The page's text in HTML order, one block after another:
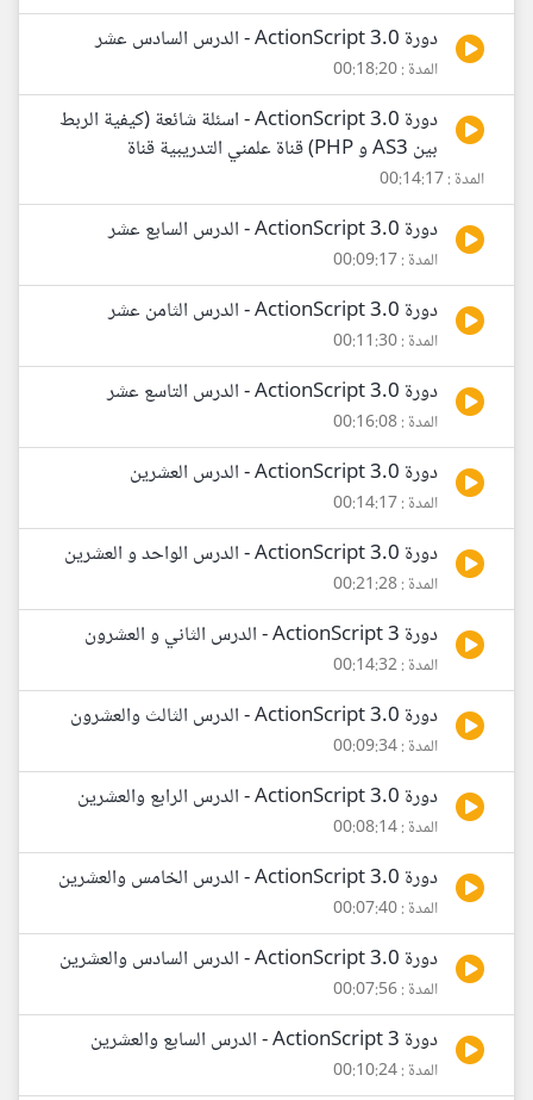
دورة ActionScript 3.0 - الدرس السادس عشر
المدة : 00:18:20
دورة ActionScript 3.0 - اسئلة شائعة (كيفية الربط
بين AS3 و PHP) قناة علمني التدريبية قناة
المدة : 00:14:17
دورة ActionScript 3.0 - الدرس السابع عشر
المدة : 00:09:17
دورة ActionScript 3.0 - الدرس الثامن عشر
المدة : 00:11:30
دورة ActionScript 3.0 - الدرس التاسع عشر
المدة : 00:16:08
دورة ActionScript 3.0 - الدرس العشرين
المدة : 00:14:17
دورة ActionScript 3.0 - الدرس الواحد و العشرين
المدة : 00:21:28
دورة ActionScript 3 - الدرس الثاني و العشرون
المدة : 00:14:32
دورة ActionScript 3.0 - الدرس الثالث والعشرون
المدة : 00:09:34
دورة ActionScript 3.0 - الدرس الرابع والعشرين
المدة : 00:08:14
دورة ActionScript 3.0 - الدرس الخامس والعشرين
المدة : 00:07:40
دورة ActionScript 3.0 - الدرس السادس والعشرين
المدة : 00:07:56
دورة ActionScript 3 - الدرس السابع والعشرين
المدة : 00:10:24